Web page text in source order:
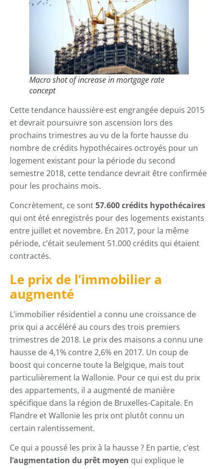
Macro shot of increase in mortgage rate
concept
Cette tendance haussière est engrangée depuis 2015
et devrait poursuivre son ascension lors des
prochains trimestres au vu de la forte hausse du
nombre de crédits hypothécaires octroyés pour un
logement existant pour la période du second
semestre 2018, cette tendance devrait être confirmée
pour les prochains mois.
Concrètement, ce sont57.600 crédits hypothécaires
qui ont été enregistrés pour des logements existants
entre juillet et novembre. En 2017, pour la même
période, c’était seulement 51.000 crédits qui étaient
contractés.
Le prix de l’immobilier a
augmenté
L’immobilier résidentiel a connu une croissance de
prix qui a accéléré au cours des trois premiers
trimestres de 2018. Le prix des maisons a connu une
hausse de 4,1% contre 2,6% en 2017. Un coup de
boost qui concerne toute la Belgique, mais tout
particulièrement la Wallonie. Pour ce qui est du prix
des appartements, il a augmenté de manière
spécifique dans la région de Bruxelles-Capitale. En
Flandre et Wallonie les prix ont plutôt connu un
certain ralentissement.
Ce qui a poussé les prix à la hausse ? En partie, c’est
l’augmentation du prêt moyen qui explique le